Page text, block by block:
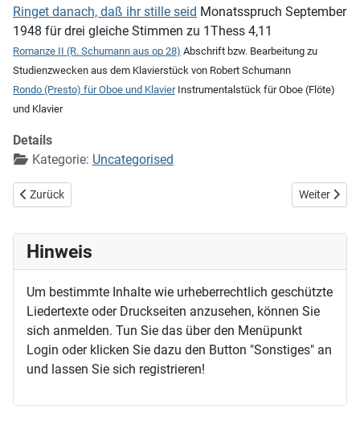
Ringet danach, daß ihr stille seid Monatsspruch September
1948 für drei gleiche Stimmen zu 1Thess 4,11
Romanze II (R. Schumann aus op 28) Abschrift bzw. Bearbeitung zu
Studienzwecken aus dem Klavierstück von Robert Schumann
Rondo (Presto) für Oboe und KlavierInstrumentalstück für Oboe (Flöte)
und Klavier
Details
Kategorie: Uncategorised
Vorheriger Beitrag: O_Titel
Zurück Nächster
Weiter
Hinweis
Um bestimmte Inhalte wie urheberrechtlich geschützte
Liedertexte oder Druckseiten anzusehen, können Sie
sich anmelden. Tun Sie das über den Menüpunkt
Login oder klicken Sie dazu den Button "Sonstiges" an
und lassen Sie sich registrieren!